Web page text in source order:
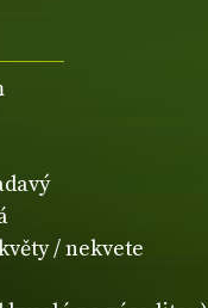
/ nekvete